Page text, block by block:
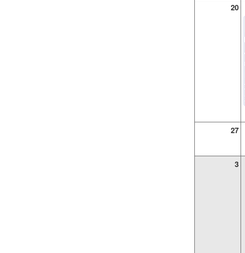
20
27
3